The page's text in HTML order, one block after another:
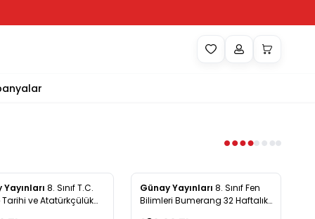
Ekle
Yayınları 8. Sınıf T.C.
Tarihi ve Atatürkçülük
Yeni
Favorilere Ekle
Günay Yayınları 8. Sınıf Fen
Bilimleri Bumerang 32 Haftalık